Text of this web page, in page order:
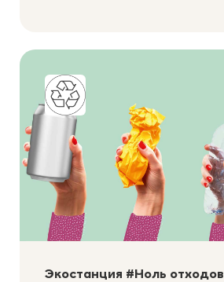
Экостанция #Ноль отходов